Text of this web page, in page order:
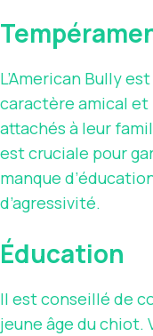
L’American Bully
caractère amical
attachés à leur
est cruciale pour
manque
d’agressivité.
Éducation
Il est conseillé de
jeune âge du chiot.